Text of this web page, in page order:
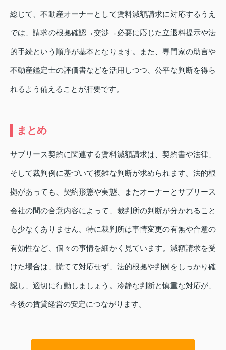
総じて、不動産オーナーとして賃料減額請求に対応するうえ
では、請求の根拠確認→交渉→必要に応じた立退料提示や法
的手続という順序が基本となります。また、専門家の助言や
不動産鑑定士の評価書などを活用しつつ、公平な判断を得ら
れるよう備えることが肝要です。
まとめ
サブリース契約に関連する賃料減額請求は、契約書や法律、
そして裁判例に基づいて複雑な判断が求められます。法的根
拠があっても、契約形態や実態、またオーナーとサブリース
会社の間の合意内容によって、裁判所の判断が分かれること
も少なくありません。特に裁判所は事情変更の有無や合意の
有効性など、個々の事情を細かく見ています。減額請求を受
けた場合は、慌てて対応せず、法的根拠や判例をしっかり確
認し、適切に行動しましょう。冷静な判断と慎重な対応が、
今後の賃貸経営の安定につながります。